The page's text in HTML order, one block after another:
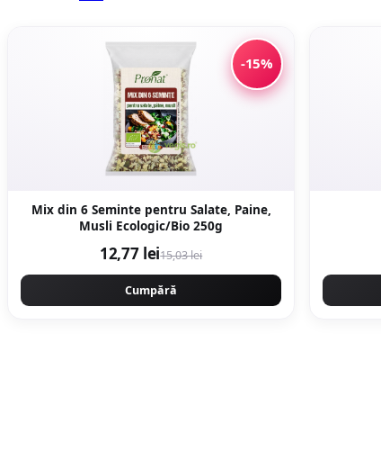
-15%
Mix din 6 Seminte pentru Salate, Paine,
Musli Ecologic/Bio 250g
12,77 lei15,03 lei
Cumpără